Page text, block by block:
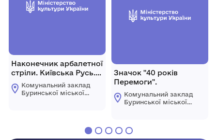
Наконечник арбалетної
стріли. Київська Русь.
ХІІ - ХІVст.
Комунальний заклад
Буринської міської
Значок "40 років
Перемоги".
Комунальний заклад
Буринської міської